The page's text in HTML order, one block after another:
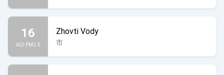
16
AQI PM2.5
Zhovti Vody
市